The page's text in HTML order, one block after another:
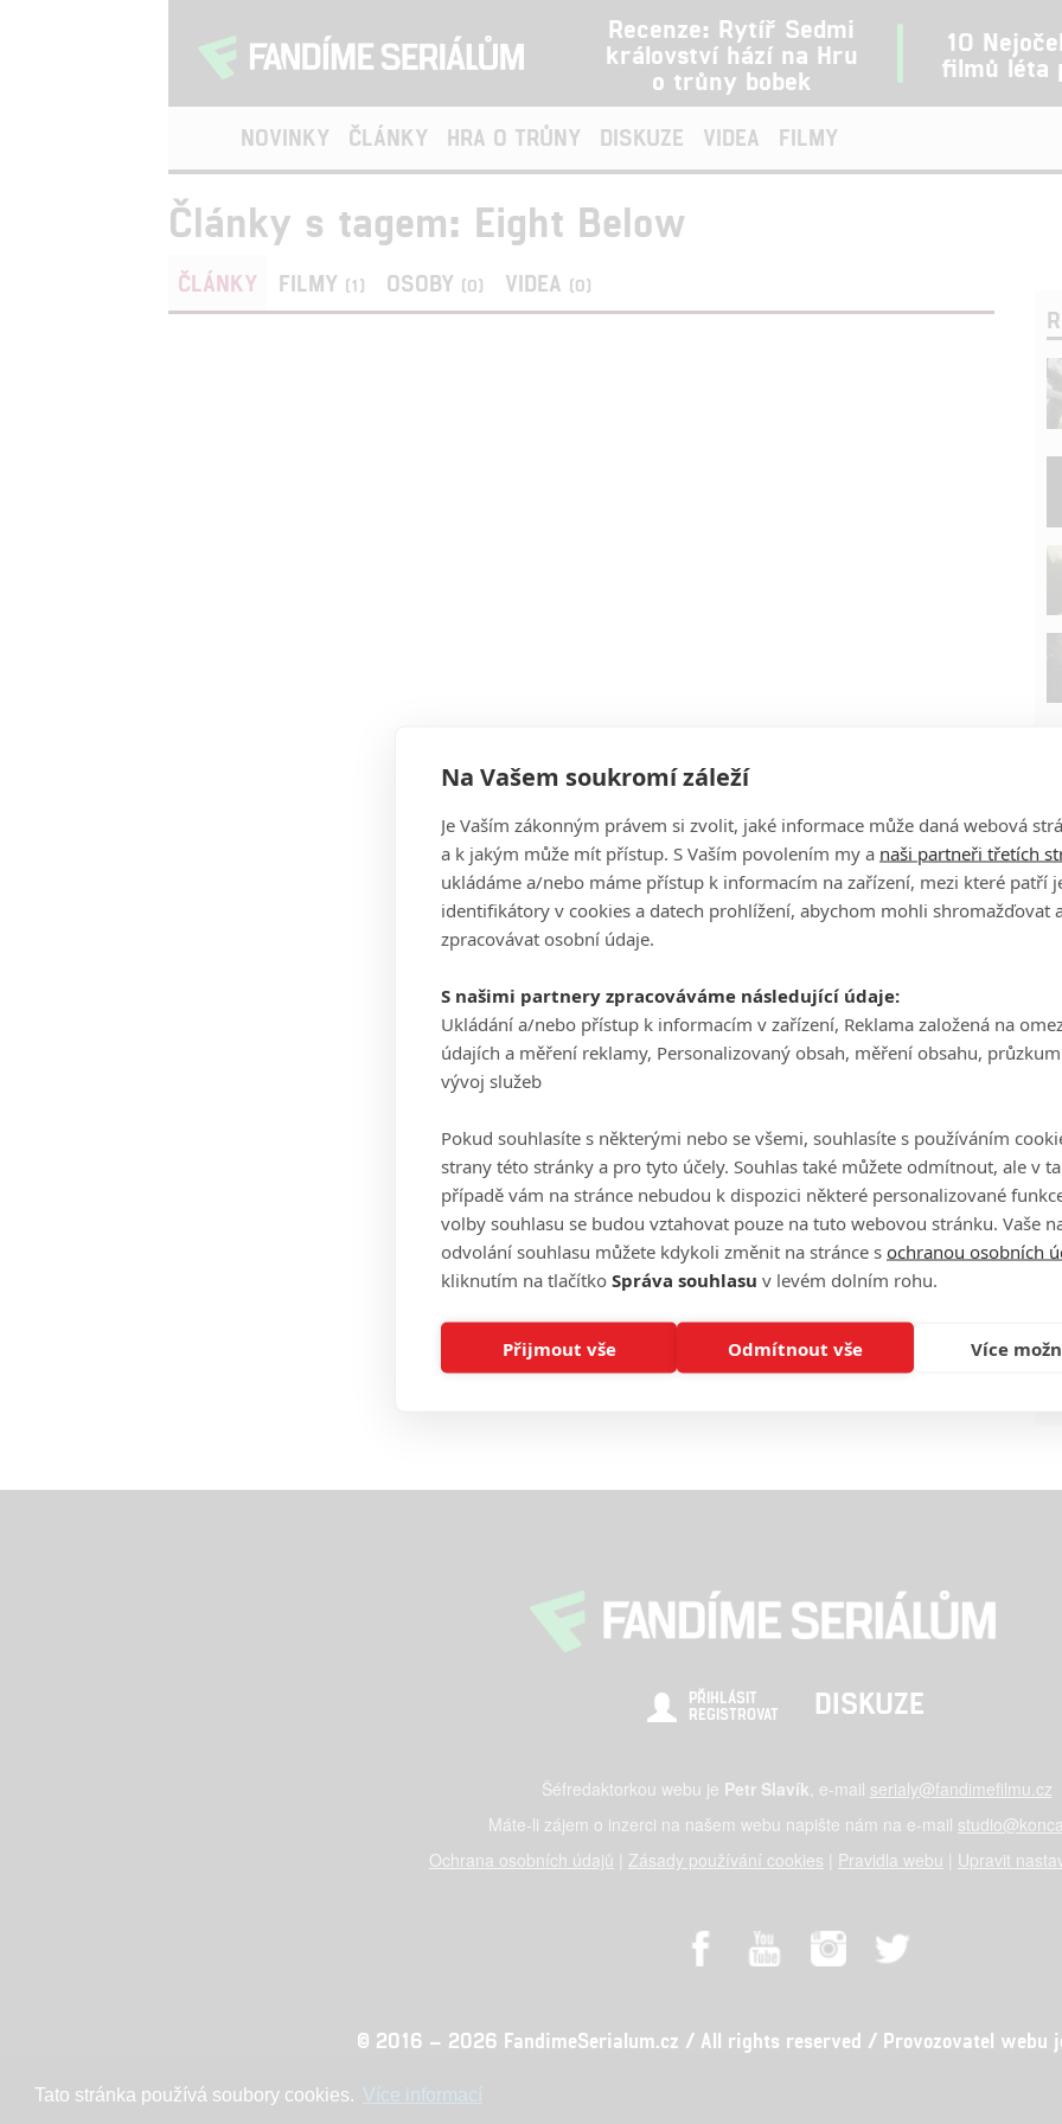
Tato stránka používá soubory cookies. Více informací
Recenze: Rytíř Sedmi
království hází na Hru
o trůny bobek
10
filmů léta
NOVINKY ČLÁNKY HRA O TRŮNY DISKUZE VIDEA FILMY
Články s tagem: Eight Below
ČLÁNKY FILMY (1) OSOBY (0) VIDEA (0)
PŘIHLÁSIT
REGISTROVAT
DISKUZE
Šéfredaktorkou webu je Petr Slavík, e-mail serialy@fandimefilmu.cz
Máte-li zájem o inzerci na našem webu napište nám na e-mail
Ochrana osobních údajů
Zásady používání cookies Pravidla webu Upravit
© 2016 – 2026 FandimeSerialum.cz / All rights reserved / Provozovatel webu
Na Vašem soukromí záleží
Je Vaším zákonným právem si zvolit, jaké informace může daná webová
a k jakým může mít přístup. S Vaším povolením my a naši partneři třetích
ukládáme a/nebo máme přístup k informacím na zařízení, mezi které patří
identifikátory v cookies a datech prohlížení, abychom mohli shromažďovat
zpracovávat osobní údaje.
S našimi partnery zpracováváme následující údaje:
Ukládání a/nebo přístup k informacím v zařízení, Reklama založená na
údajích a měření reklamy, Personalizovaný obsah, měření obsahu,
vývoj služeb
Pokud souhlasíte s některými nebo se všemi, souhlasíte s používáním
strany této stránky a pro tyto účely. Souhlas také můžete odmítnout, ale v
případě vám na stránce nebudou k dispozici některé personalizované
volby souhlasu se budou vztahovat pouze na tuto webovou stránku. Vaše
odvolání souhlasu můžete kdykoli změnit na stránce s ochranou osobních
kliknutím na tlačítko Správa souhlasu v levém dolním rohu.
Přijmout vše Odmítnout vše Více